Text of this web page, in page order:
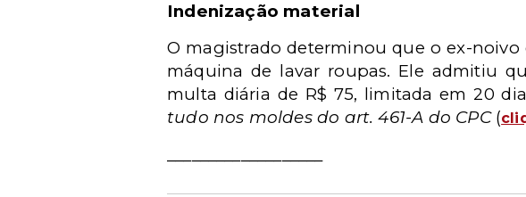
Indenização material
O magistrado determinou que o ex-noivo
máquina de lavar roupas. Ele admitiu
multa diária de R$ 75, limitada em 20
tudo nos moldes do art. 461-A do CPC (